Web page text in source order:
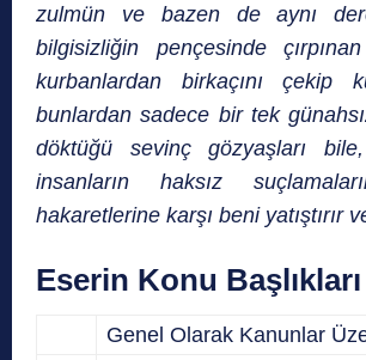
zulmün ve bazen de aynı
bilgisizliğin pençesinde
kurbanlardan birkaçını çekip
bunlardan sadece bir tek
döktüğü sevinç gözyaşları
insanların haksız
hakaretlerine karşı beni yatıştırır
Eserin Konu Başlıkları
Genel Olarak Kanunlar